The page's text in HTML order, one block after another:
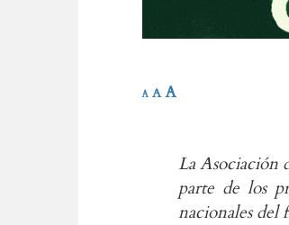
A A A
La Asociación
parte de los
nacionales del